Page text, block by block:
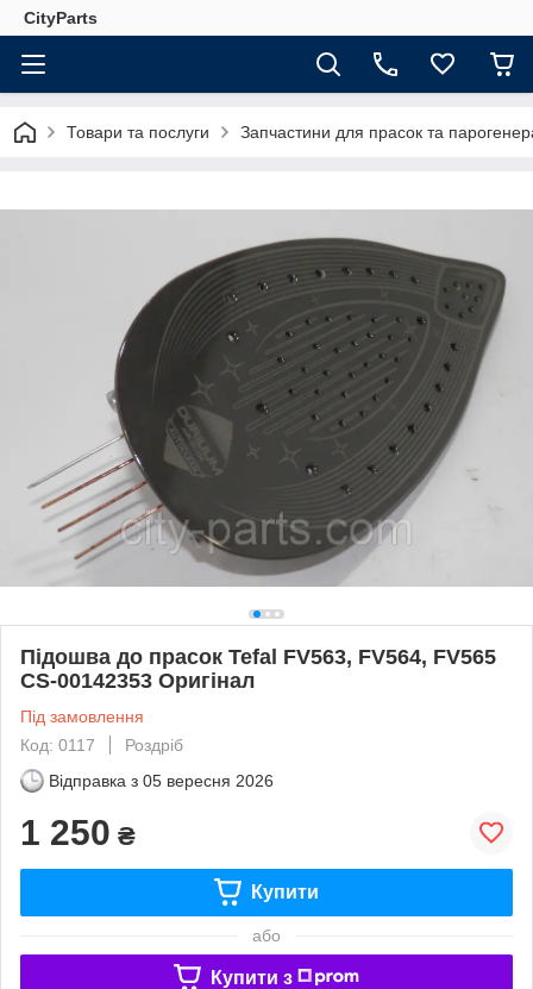
CityParts
Товари та послуги Запчастини для прасок та
Підошва до прасок Tefal FV563, FV564, FV565
CS-00142353 Оригінал
Під замовлення
Код: 0117
Роздріб
Відправка з 05 вересня 2026
1 250 ₴
Купити
або
Купити з